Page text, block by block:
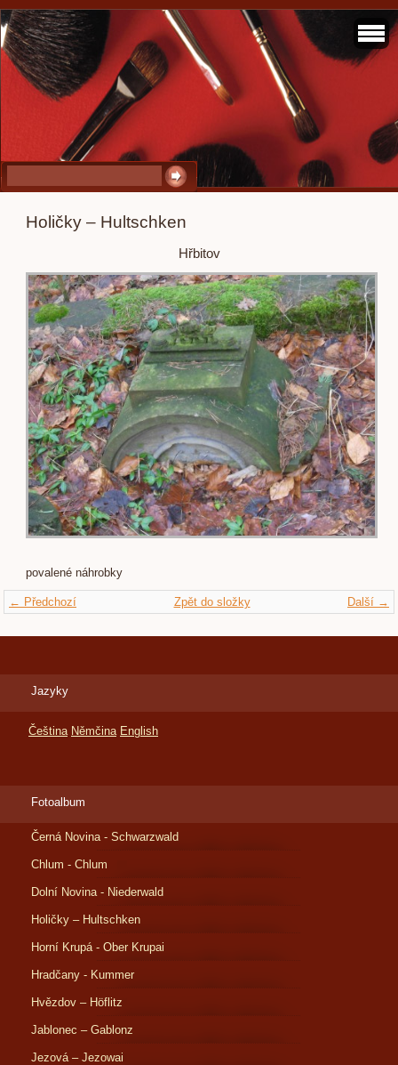
Holičky – Hultschken
Hřbitov
povalené náhrobky
← Předchozí Další →
Zpět do složky
Jazyky
Čeština Němčina English
Fotoalbum
Černá Novina - Schwarzwald
Chlum - Chlum
Dolní Novina - Niederwald
Holičky – Hultschken
Horní Krupá - Ober Krupai
Hradčany - Kummer
Hvězdov – Höflitz
Jablonec – Gablonz
Jezová – Jezowai